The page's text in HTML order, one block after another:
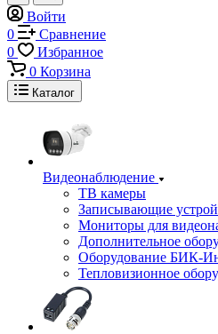
Войти
0
Сравнение
0
Избранное
0 Корзина
Каталог
Видеонаблюдение
ТВ камеры
Записывающие
Мониторы для
Дополнительное
Оборудование БИК-
Тепловизионное